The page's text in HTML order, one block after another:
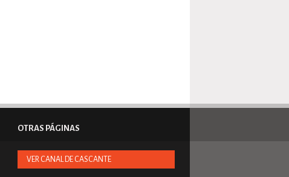
OTRAS PÁGINAS
VER CANAL DE CASCANTE